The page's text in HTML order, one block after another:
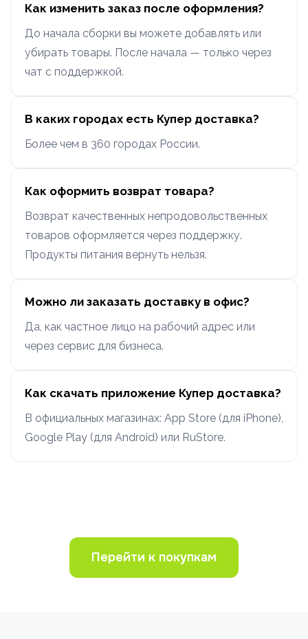
Как изменить заказ после оформления?
До начала сборки вы можете добавлять или
убирать товары. После начала — только через
чат с поддержкой.
В каких городах есть Купер доставка?
Более чем в 360 городах России.
Как оформить возврат товара?
Возврат качественных непродовольственных
товаров оформляется через поддержку.
Продукты питания вернуть нельзя.
Можно ли заказать доставку в офис?
Да, как частное лицо на рабочий адрес или
через сервис для бизнеса.
Как скачать приложение Купер доставка?
В официальных магазинах: App Store (для iPhone),
Google Play (для Android) или RuStore.
Перейти к покупкам